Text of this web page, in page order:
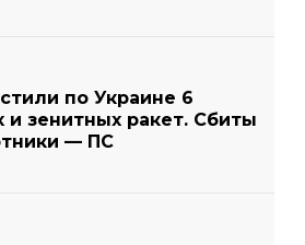
по Украине 6
и зенитных ракет. Сбиты
— ПС